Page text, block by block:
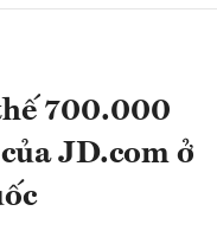
700.000
JD.com ở